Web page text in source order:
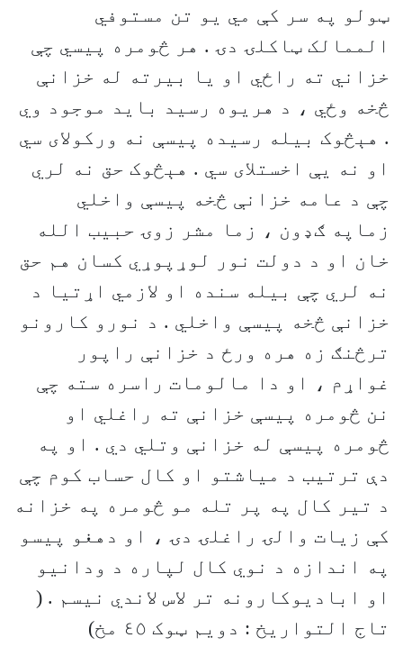
ټولو په سر کې مي يو تن مستوفي
الممالک ټاکلۍ دۍ . هر څومره پيسي چې
خزاني ته راځي او يا بيرته له خزانې
څخه وځي ، د هريوه رسيد بايد موجود وي
. هېڅوک بيله رسيده پيسې نه ورکولای سي
او نه يې اخستلای سي . هېڅوک حق نه لري
چې د عامه خزانې څخه پيسې واخلي
زماپه ګډون ، زما مشر زوۍ حبيب الله
خان او د دولت نور لوړپوړي کسان هم حق
نه لري چې بيله سنده او لازمي اړتيا د
خزانې څخه پيسې واخلي . د نورو کارونو
ترڅنګ زه هره ورځ د خزانې راپور
غواړم ، او دا مالومات راسره سته چې
نن څومره پيسې خزانې ته راغلي او
څومره پيسې له خزانې وتلي دي . او په
دې ترتيب د مياشتو او کال حساب کوم چې
د تير کال په پر تله مو څومره په خزانه
کې زيات والۍ راغلۍ دۍ ، او دهغو پيسو
په اندازه د نوي کال لپاره د ودانيو
او اباديوکارونه تر لاس لاندي نيسم . (
تاج التواريخ : دويم ټوک ٤٥ مخ)